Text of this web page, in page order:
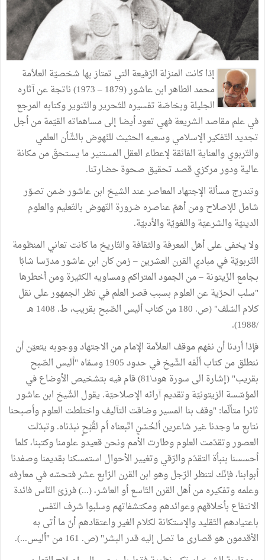
إذا كانت المنزلة الرّفيعة التي تمتاز بها شخصيّة العلاّمة
محمد الطاهر ابن عاشور (1879 – 1973) ناتجة عن آثاره
الجليلة وبخاصّة تفسيره للتّحرير والتّنوير وكتابه المرجع
في علم مقاصد الشريعة فهي تعود أيضا إلى مساهماته القيّمة من أجل
تجديد التّفكير الإسلامي وسعيه الحثيث للنّهوض بالشّأن العلمي
والتّربوي والعناية الفائقة لإعطاء العقل المستنير ما يستحقّ من مكانة
عالية ودور مركزي قصد تحقيق صحوة حضارتنا.
وتندرج مسألة الإجتهاد المعاصر عند الشيخ ابن عاشور ضمن تصوّر
شامل للإصلاح ومن أهمّ عناصره ضرورة النّهوض بالتّعليم والعلوم
الدينيّة والشرعيّة واللغويّة والأدبيّة.
ولا يخفى على أهل المعرفة والثقافة والتّاريخ ما كانت تعاني المنظومة
التّربويّة في مبادي القرن العشرين – زمن كان ابن عاشور مدرّسا شابّا
بجامع الزّيتونة – من الجمود المتراكم ومساويه الكثيرة ومن أخطرها
"سلب الحرّية عن العلوم بسبب قصر العلم في نظر الجمهور على نقل
كلام السّلف" (ص. 180 من كتاب أليس الصّبح بقريب، ط. 1408 هـ
/1988).
فإذا أردنا أن نفهم موقف العلاّمة الإمام من الاجتهاد ووجوبه يتعيّن أن
ننطلق من كتاب ألّفه الشّيخ في حدود 1905 وسمّاه "أليس الصّبح
بقريب" (إشارة الى سورة هود\81) قام فيه بتشخيص الأوضاع في
المؤسّسة الزيتونيّة وتقديم آرائه الإصلاحيّة. يقول الشّيخ ابن عاشور
ثائرا متألّما: "وقف بنا المسير وضاقت التآليف واختلطت العلوم وأصبحنا
نتابع ما وجدنا غير شاعرين ألحُسْنٍ اتّبعناه أم لقُبْحٍ نبذناه. وتبدّلت
العصور وتقدّمت العلوم وطارت الأمم ونحن قعيدو علومنا وكتبنا، كلما
أحسسنا بنبأة التقدّم والرّقي وتغيير الأحوال استمسكنا بقديمنا وصفدنا
أبوابنا، فإنّك لتنظر الرّجل وهو ابن القرن الرّابع عشر فتحسّه في معارفه
وعلمه وتفكيره من أهل القرن التّاسع أو العاشر، (...) فرزئ النّاس فائدة
الانتفاع بأخلاقهم وعوائدهم ومكتشفاتهم وسلبوا شرف النّفس
باعتيادهم التّقليد والإستكانة لكلام الغير واعتقادهم أنّ ما أتى به
الأقدمون هو قصارى ما تصل إليه قدر البشر" (ص. 161 من "أليس...).